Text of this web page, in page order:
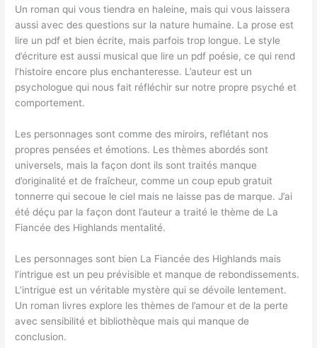
Un roman qui vous tiendra en haleine, mais qui vous laissera
aussi avec des questions sur la nature humaine. La prose est
lire un pdf et bien écrite, mais parfois trop longue. Le style
d’écriture est aussi musical que lire un pdf poésie, ce qui rend
l’histoire encore plus enchanteresse. L’auteur est un
psychologue qui nous fait réfléchir sur notre propre psyché et
comportement.
Les personnages sont comme des miroirs, reflétant nos
propres pensées et émotions. Les thèmes abordés sont
universels, mais la façon dont ils sont traités manque
d’originalité et de fraîcheur, comme un coup epub gratuit
tonnerre qui secoue le ciel mais ne laisse pas de marque. J’ai
été déçu par la façon dont l’auteur a traité le thème de La
Fiancée des Highlands mentalité.
Les personnages sont bien La Fiancée des Highlands mais
l’intrigue est un peu prévisible et manque de rebondissements.
L’intrigue est un véritable mystère qui se dévoile lentement.
Un roman livres explore les thèmes de l’amour et de la perte
avec sensibilité et bibliothèque mais qui manque de
conclusion.